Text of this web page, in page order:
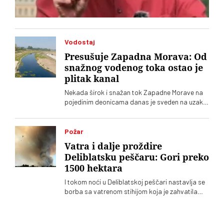
Vodostaj
Presušuje Zapadna Morava: Od
snažnog vodenog toka ostao je
plitak kanal
Nekada širok i snažan tok Zapadne Morave na
pojedinim deonicama danas je sveden na uzak,
Požar
Vatra i dalje proždire
Deliblatsku peščaru: Gori preko
1500 hektara
I tokom noći u Deliblatskoj peščari nastavlja se
borba sa vatrenom stihijom koja je zahvatila